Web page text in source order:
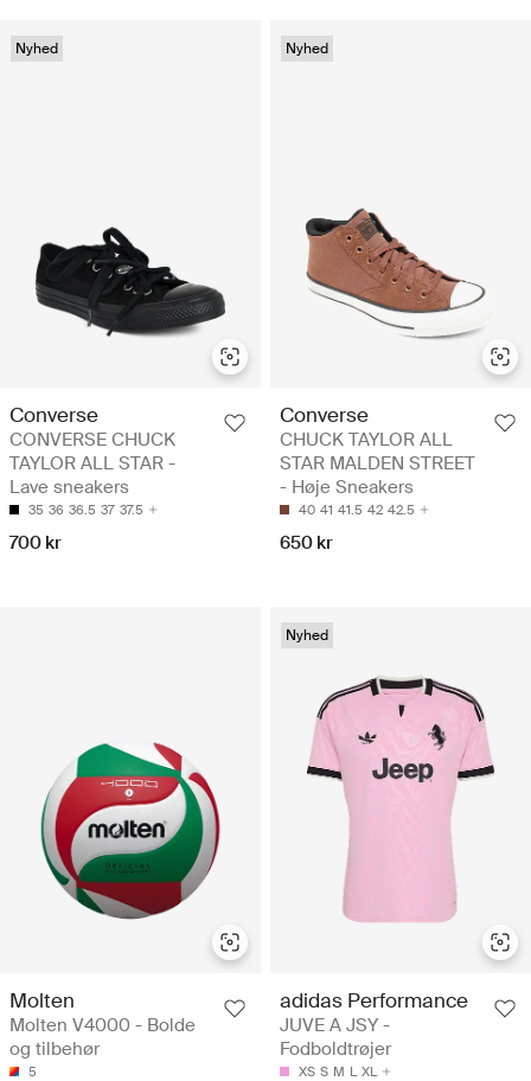
Nyhed
Converse
CONVERSE CHUCK
TAYLOR ALL STAR -
Lave sneakers
35 36 36.5 37 37.5
700 kr
Nyhed
Converse
CHUCK TAYLOR ALL
STAR MALDEN STREET
- Høje Sneakers
40 41 41.5 42 42.5
650 kr
Molten
Molten V4000 - Bolde
og tilbehør
5
Nyhed
adidas Performance
JUVE A JSY -
Fodboldtrøjer
XS S M L XL